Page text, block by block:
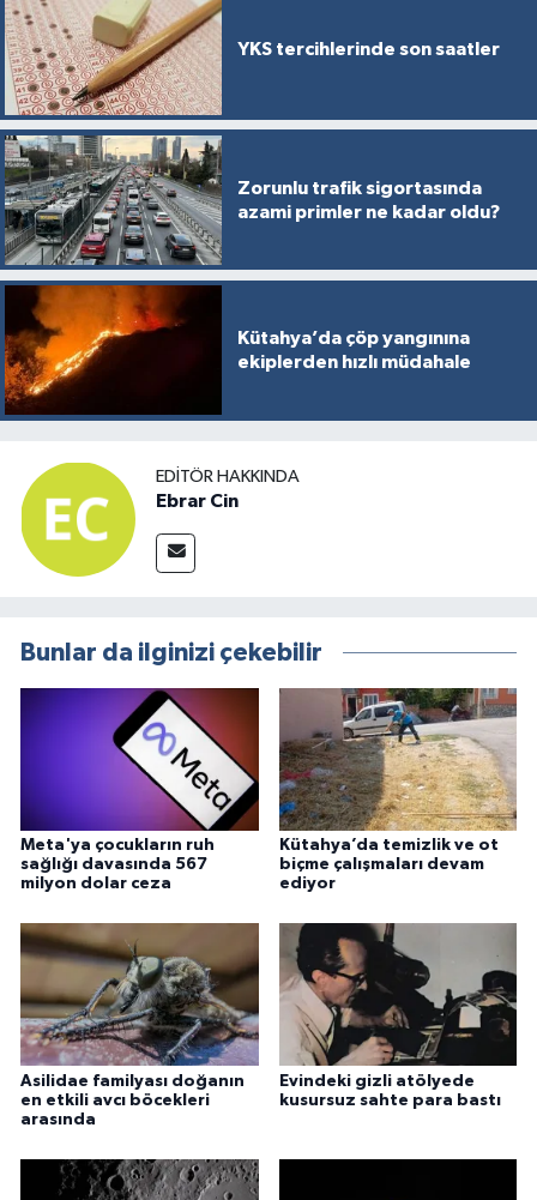
YKS tercihlerinde son saatler
Zorunlu trafik sigortasında
azami primler ne kadar oldu?
Kütahya’da çöp yangınına
ekiplerden hızlı müdahale
EDITÖR HAKKINDA
Ebrar Cin
Bunlar da ilginizi çekebilir
Meta'ya çocukların ruh
sağlığı davasında 567
milyon dolar ceza
Kütahya’da temizlik ve ot
biçme çalışmaları devam
ediyor
Asilidae familyası doğanın
en etkili avcı böcekleri
arasında
Evindeki gizli atölyede
kusursuz sahte para bastı